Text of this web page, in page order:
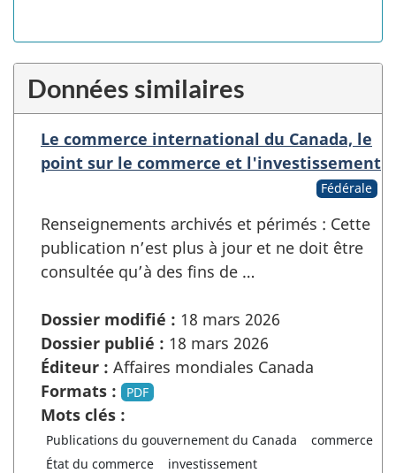
Données similaires
Le commerce international du Canada, le
point sur le commerce et l'investissement
Fédérale
Renseignements archivés et périmés : Cette
publication n’est plus à jour et ne doit être
consultée qu’à des fins de …
Dossier modifié : 18 mars 2026
Dossier publié : 18 mars 2026
Éditeur : Affaires mondiales Canada
Formats :
PDF
Mots clés :
Publications du gouvernement du Canada
commerce
État du commerce
investissement